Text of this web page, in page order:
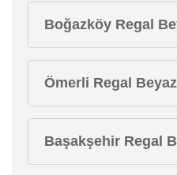
Boğazköy Regal
Ömerli Regal
Başakşehir Regal